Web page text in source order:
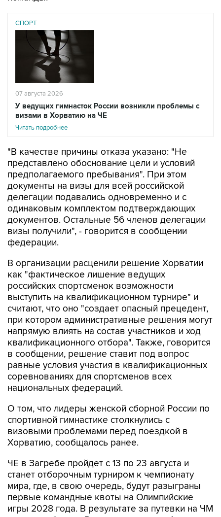
СПОРТ
07 августа 2026
У ведущих гимнасток России возникли проблемы с
визами в Хорватию на ЧЕ
Читать подробнее
"В качестве причины отказа указано: "Не
предполагаемого пребывания". При этом
документы на визы для всей российской
делегации подавались одновременно и с
одинаковым комплектом подтверждающих
документов. Остальные 56 членов делегации
визы получили", - говорится в сообщении
федерации.
В организации расценили решение Хорватии
российских спортсменок возможности
выступить на квалификационном турнире" и
считают, что оно "создает опасный прецедент,
при котором административные решения могут
напрямую влиять на состав участников и ход
квалификационного отбора". Также, говорится
в сообщении, решение ставит под вопрос
равные условия участия в квалификационных
соревнованиях для спортсменов всех
национальных федераций.
О том, что лидеры женской сборной России по
визовыми проблемами перед поездкой в
Хорватию, сообщалось ранее.
ЧЕ в Загребе пройдет с 13 по 23 августа и
мира, где, в свою очередь, будут разыграны
первые командные квоты на Олимпийские
игры 2028 года. В результате за путевки на ЧМ
женская сборная России вынуждена бороться
резервным составом.